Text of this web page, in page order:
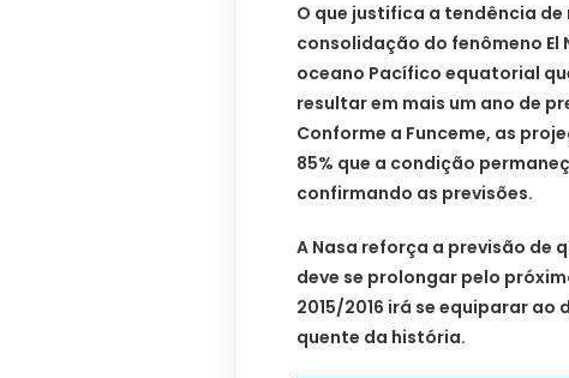
O que justifica a tendência de
consolidação do fenômeno El
oceano Pacífico equatorial
resultar em mais um ano de
Conforme a Funceme, as
85% que a condição
confirmando as previsões.
A Nasa reforça a previsão de
deve se prolongar pelo
2015/2016 irá se equiparar ao
quente da história.